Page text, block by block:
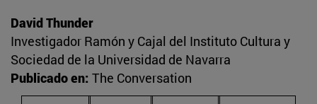
David Thunder
Investigador Ramón y Cajal del Instituto Cultura y
Sociedad de la Universidad de Navarra
Publicado en: The Conversation